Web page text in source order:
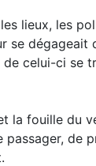
lieux, les
se dégageait
celui-ci se
la fouille du
passager, de